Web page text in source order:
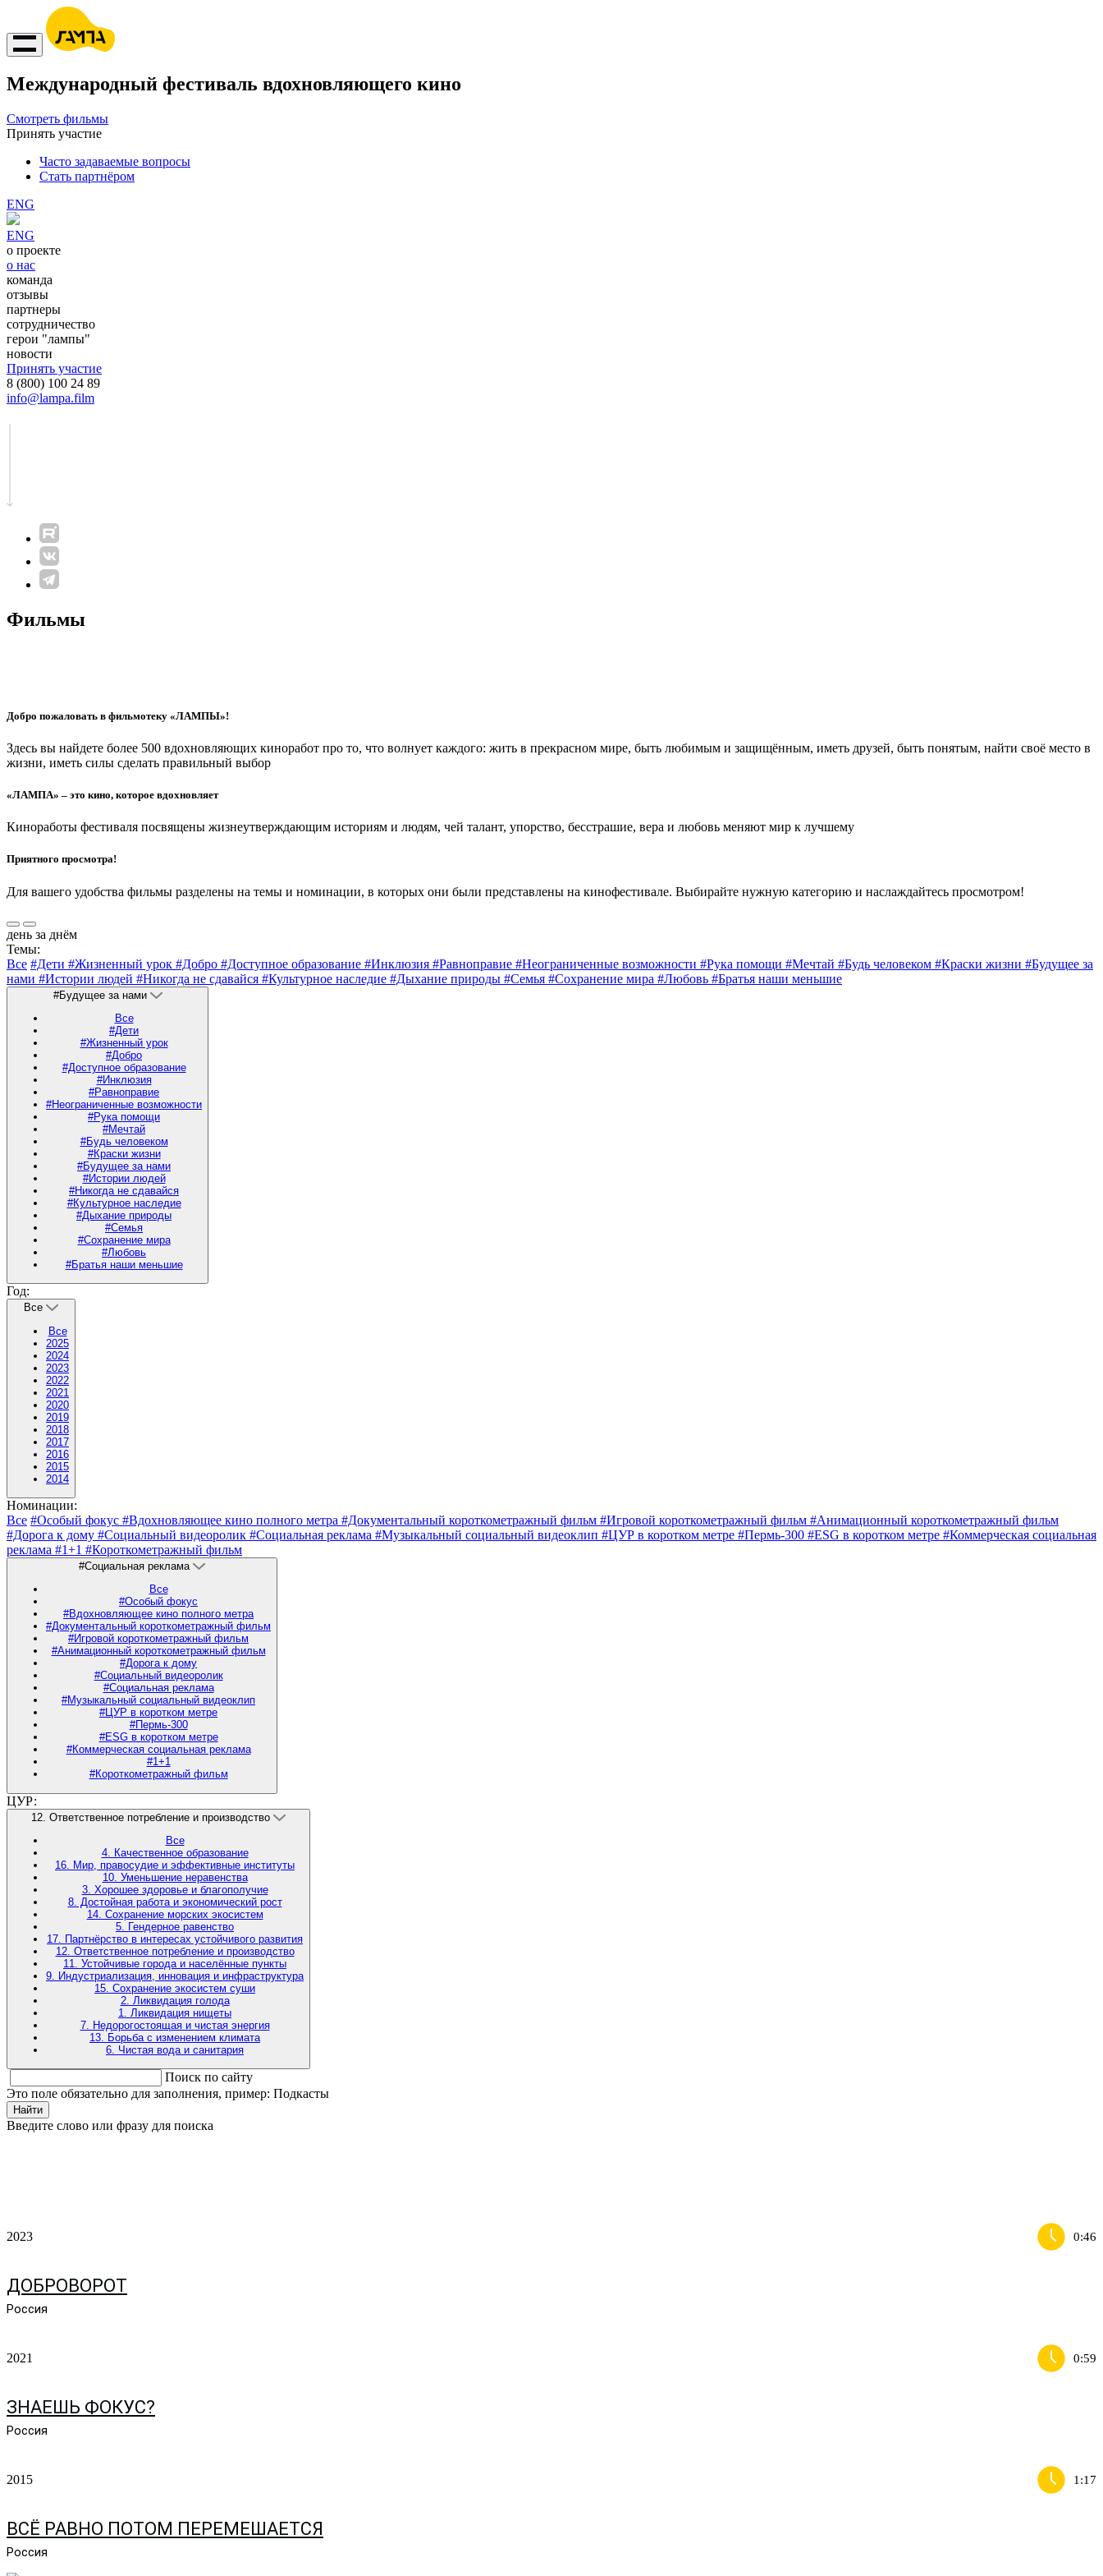
Международный фестиваль вдохновляющего кино
Смотреть фильмы
Принять участие
Часто задаваемые вопросы
Стать партнёром
ENG
ENG
о проекте
о нас
команда
отзывы
партнеры
сотрудничество
герои "лампы"
новости
Принять участие
8 (800) 100 24 89
info@lampa.film
Фильмы
Добро пожаловать в фильмотеку «ЛАМПЫ»!
Здесь вы найдете более 500 вдохновляющих киноработ про то, что волнует каждого: жить в прекрасном мире, быть любимым и защищённым, иметь друзей, быть понятым, найти своё место в
жизни, иметь силы сделать правильный выбор
«ЛАМПА» – это кино, которое вдохновляет
Киноработы фестиваля посвящены жизнеутверждающим историям и людям, чей талант, упорство, бесстрашие, вера и любовь меняют мир к лучшему
Приятного просмотра!
Для вашего удобства фильмы разделены на темы и номинации, в которых они были представлены на кинофестивале. Выбирайте нужную категорию и наслаждайтесь просмотром!
день за днём
Темы:
Все #Дети #Жизненный урок #Добро #Доступное образование #Инклюзия #Равноправие #Неограниченные возможности #Рука помощи #Мечтай #Будь человеком #Краски жизни #Будущее за
нами #Истории людей #Никогда не сдавайся #Культурное наследие #Дыхание природы #Семья #Сохранение мира #Любовь #Братья наши меньшие
#Будущее за нами
Все
#Дети
#Жизненный урок
#Добро
#Доступное образование
#Инклюзия
#Равноправие
#Неограниченные возможности
#Рука помощи
#Мечтай
#Будь человеком
#Краски жизни
#Будущее за нами
#Истории людей
#Никогда не сдавайся
#Культурное наследие
#Дыхание природы
#Семья
#Сохранение мира
#Любовь
#Братья наши меньшие
Год:
Все
Все
2025
2024
2023
2022
2021
2020
2019
2018
2017
2016
2015
2014
Номинации:
Все #Особый фокус #Вдохновляющее кино полного метра #Документальный короткометражный фильм #Игровой короткометражный фильм #Анимационный короткометражный фильм
#Дорога к дому #Социальный видеоролик #Социальная реклама #Музыкальный социальный видеоклип #ЦУР в коротком метре #Пермь-300 #ESG в коротком метре #Коммерческая социальная
реклама #1+1 #Короткометражный фильм
#Социальная реклама
Все
#Особый фокус
#Вдохновляющее кино полного метра
#Документальный короткометражный фильм
#Игровой короткометражный фильм
#Анимационный короткометражный фильм
#Дорога к дому
#Социальный видеоролик
#Социальная реклама
#Музыкальный социальный видеоклип
#ЦУР в коротком метре
#Пермь-300
#ESG в коротком метре
#Коммерческая социальная реклама
#1+1
#Короткометражный фильм
ЦУР:
12. Ответственное потребление и производство
Все
4. Качественное образование
16. Мир, правосудие и эффективные институты
10. Уменьшение неравенства
3. Хорошее здоровье и благополучие
8. Достойная работа и экономический рост
14. Сохранение морских экосистем
5. Гендерное равенство
17. Партнёрство в интересах устойчивого развития
12. Ответственное потребление и производство
11. Устойчивые города и населённые пункты
9. Индустриализация, инновация и инфраструктура
15. Сохранение экосистем суши
2. Ликвидация голода
1. Ликвидация нищеты
7. Недорогостоящая и чистая энергия
13. Борьба с изменением климата
6. Чистая вода и санитария
Поиск по сайту
Это поле обязательно для заполнения, пример: Подкасты
Найти
Введите слово или фразу для поиска
2023 0:46
ДОБРОВОРОТ
Россия
2021 0:59
ЗНАЕШЬ ФОКУС?
Россия
2015 1:17
ВСЁ РАВНО ПОТОМ ПЕРЕМЕШАЕТСЯ
Россия